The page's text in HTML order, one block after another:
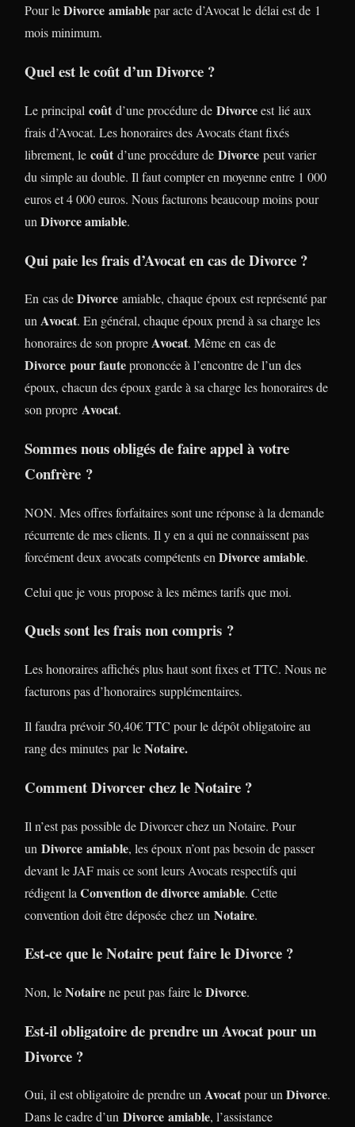
Pour leDivorce amiablepar acte d’Avocat le délai est de 1
mois minimum.
Quel est le coût d’un Divorce ?
Le principal coût d’une procédure de Divorceest lié aux
frais d’Avocat. Les honoraires des Avocats étant fixés
librement, le coût d’une procédure de Divorce peut varier
du simple au double. Il faut compter en moyenne entre 1 000
euros et 4 000 euros. Nous facturons beaucoup moins pour
un Divorce amiable.
Qui paie les frais d’Avocat en cas de Divorce ?
En cas deDivorce amiable, chaque époux est représenté par
unAvocat. En général, chaque époux prend à sa charge les
honoraires de son propreAvocat. Même en cas de
Divorce pour fauteprononcée à l’encontre de l’un des
époux, chacun des époux garde à sa charge les honoraires de
son propre Avocat.
Sommes nous obligés de faire appel à votre
Confrère ?
NON. Mes offres forfaitaires sont une réponse à la demande
récurrente de mes clients. Il y en a qui ne connaissent pas
forcément deux avocats compétents en Divorce amiable.
Celui que je vous propose à les mêmes tarifs que moi.
Quels sont les frais non compris ?
Les honoraires affichés plus haut sont fixes et TTC. Nous ne
facturons pas d’honoraires supplémentaires.
Il faudra prévoir 50,40€ TTC pour le dépôt obligatoire au
rang des minutes par leNotaire.
Comment Divorcer chez le Notaire ?
Il n’est pas possible de Divorcer chez un Notaire. Pour
un Divorce amiable, les époux n’ont pas besoin de passer
devant le JAF mais ce sont leurs Avocats respectifs qui
rédigent la Convention de divorce amiable. Cette
convention doit être déposée chez un Notaire.
Est-ce que le Notaire peut faire le Divorce ?
Non, leNotairene peut pas faire leDivorce.
Est-il obligatoire de prendre un Avocat pour un
Divorce ?
Oui, il est obligatoire de prendre unAvocatpour unDivorce.
Dans le cadre d’un Divorce amiable, l’assistance